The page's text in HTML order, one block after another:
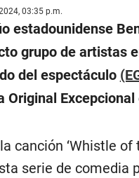
03:35 p.m.
estadounidense
grupo de artistas
del espectáculo
Original Excepcional
canción ‘Whistle
serie de comedia